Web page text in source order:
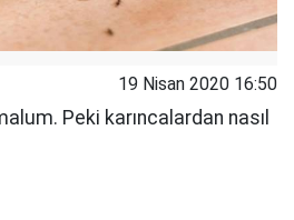
19 Nisan 2020 16:50
Peki karıncalardan nasıl